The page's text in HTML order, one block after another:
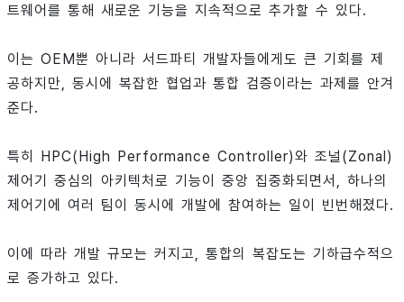
트웨어를 통해 새로운 기능을 지속적으로 추가할 수 있다.
이는 OEM뿐 아니라 서드파티 개발자들에게도 큰 기회를 제
공하지만, 동시에 복잡한 협업과 통합 검증이라는 과제를 안겨
준다.
특히 HPC(High Performance Controller)와 조널(Zonal)
제어기 중심의 아키텍처로 기능이 중앙 집중화되면서, 하나의
제어기에 여러 팀이 동시에 개발에 참여하는 일이 빈번해졌다.
이에 따라 개발 규모는 커지고, 통합의 복잡도는 기하급수적으
로 증가하고 있다.